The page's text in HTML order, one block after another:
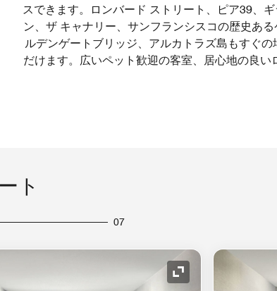
スできます。ロンバード ストリート、ピア39、
ン、ザ キャナリー、サンフランシスコの歴史あ
ルデンゲートブリッジ、アルカトラズ島もすぐ
だけます。広いペット歓迎の客室、居心地の良
ト
07
アイコンの拡大